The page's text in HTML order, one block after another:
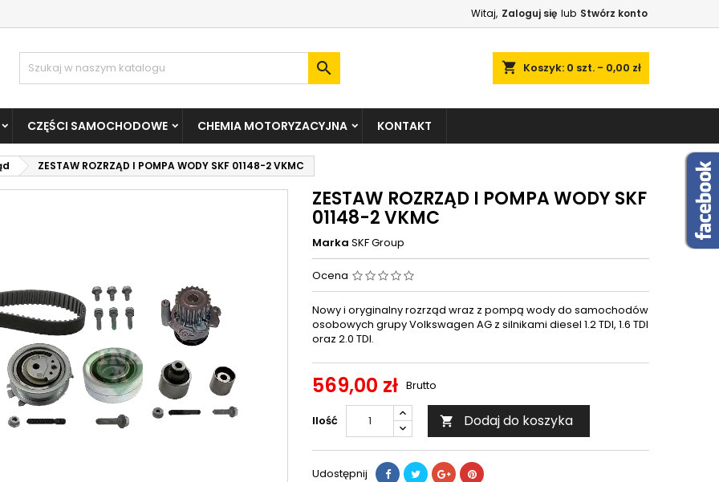
Witaj, Zaloguj się lub Stwórz konto
shopping_cart Koszyk: 0 szt. - 0,00 zł

CZĘŚCI SAMOCHODOWE CHEMIA MOTORYZACYJNA KONTAKT
ZESTAW ROZRZĄD I POMPA WODY SKF 01148-2 VKMC
ZESTAW ROZRZĄD I POMPA WODY SKF
01148-2 VKMC
Marka SKF Group
Ocena
Nowy i oryginalny rozrząd wraz z pompą wody do samochodów
osobowych grupy Volkswagen AG z silnikami diesel 1.2 TDI, 1.6 TDI
oraz 2.0 TDI.
569,00 zł Brutto
Ilość  Dodaj do koszyka
Udostępnij